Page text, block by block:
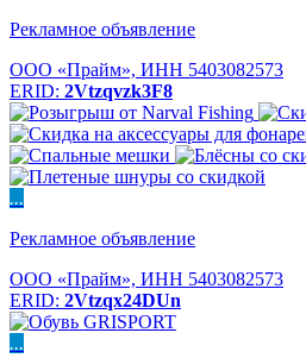
Рекламное объявление
ООО «Прайм», ИНН 5403082573
ERID: 2Vtzqvzk3F8
...
Рекламное объявление
ООО «Прайм», ИНН 5403082573
ERID: 2Vtzqx24DUn
...